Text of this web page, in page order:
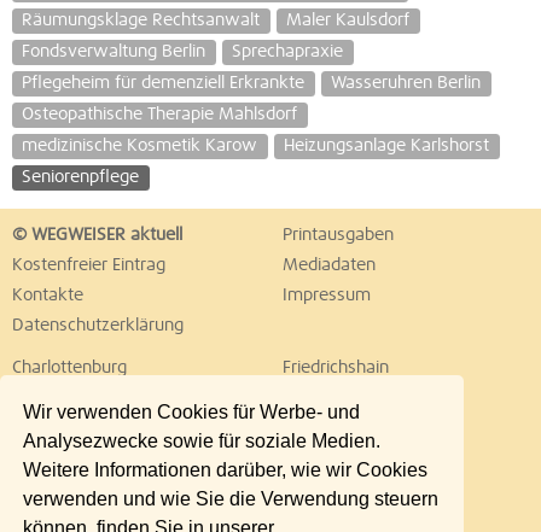
Wir verwenden Cookies für Werbe- und
Analysezwecke sowie für soziale Medien.
Weitere Informationen darüber, wie wir Cookies
verwenden und wie Sie die Verwendung steuern
können, finden Sie in unserer
Räumungsklage Rechtsanwalt
Maler Kaulsdorf
Fondsverwaltung Berlin
Sprechapraxie
Pflegeheim für demenziell Erkrankte
Wasseruhren Berlin
Osteopathische Therapie Mahlsdorf
medizinische Kosmetik Karow
Heizungsanlage Karlshorst
Seniorenpflege
© WEGWEISER aktuell
Printausgaben
Kostenfreier Eintrag
Mediadaten
Kontakte
Impressum
Datenschutzerklärung
Charlottenburg
Friedrichshain
Lichtenberg
Marzahn
Neukölln
Pankow